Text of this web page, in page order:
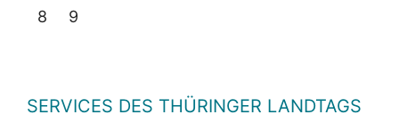
8 9
SERVICES DES THÜRINGER LANDTAGS